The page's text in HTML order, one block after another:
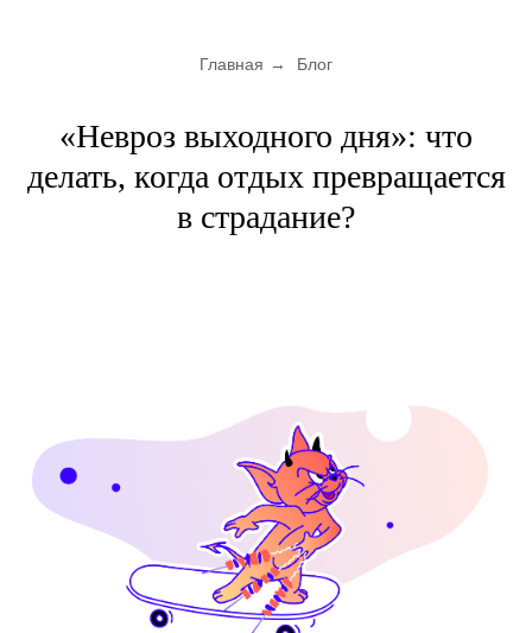
Главная → Блог
«Невроз выходного дня»: что
делать, когда отдых превращается
в страдание?